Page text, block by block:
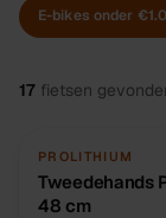
E-bikes onder
Alle
17 fietsen
TWEEDEHANDS
PROLITHIUM
Tweedehands
48 cm